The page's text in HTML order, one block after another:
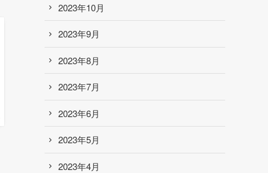
2023年10月
2023年9月
2023年8月
2023年7月
2023年6月
2023年5月
2023年4月